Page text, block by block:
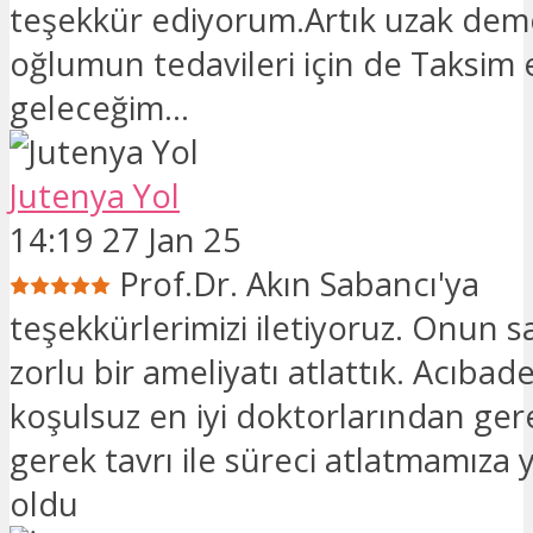
teşekkür ediyorum.Artık uzak
oğlumun tedavileri için de Taksim
geleceğim…
Jutenya Yol
14:19 27 Jan 25
Prof.Dr. Akın Sabancı'ya
teşekkürlerimizi iletiyoruz. Onun
zorlu bir ameliyatı atlattık.
koşulsuz en iyi doktorlarından
gerek tavrı ile süreci atlatmamıza
oldu